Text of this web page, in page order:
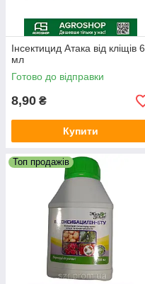
Інсектицид Атака від кліщів 6
мл
Готово до відправки
8,90 ₴
Купити
Топ продажів